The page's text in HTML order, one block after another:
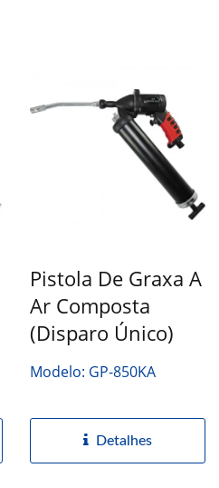
Pistola De Graxa A
Ar Composta
(Disparo Único)
Modelo: GP-850KA
Detalhes